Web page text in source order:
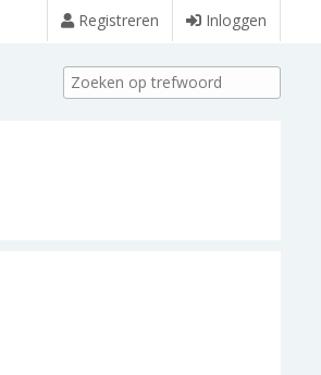
Registreren Inloggen